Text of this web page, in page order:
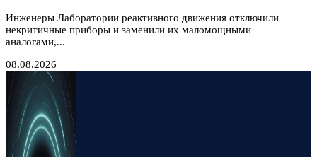
Инженеры Лаборатории реактивного движения отключили
некритичные приборы и заменили их маломощными
аналогами,...
08.08.2026